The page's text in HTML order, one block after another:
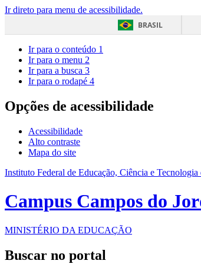
Ir direto para menu de acessibilidade.
BRASIL
Ir para o conteúdo 1
Ir para o menu 2
Ir para a busca 3
Ir para o rodapé 4
Opções de acessibilidade
Acessibilidade
Alto contraste
Mapa do site
Instituto Federal de Educação, Ciência e Tecnologia
Campus Campos do
MINISTÉRIO DA EDUCAÇÃO
Buscar no portal